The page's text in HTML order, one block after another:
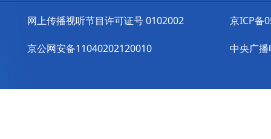
网上传播视听节目许可证号 0102002
京公网安备11040202120010
京ICP备
中央广